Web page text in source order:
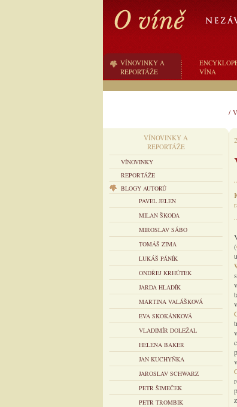
VÍNOVINKY A
REPORTÁŽE
VÍNA
/
VÍNOVINKY A
REPORTÁŽE
VÍNOVINKY
REPORTÁŽE
BLOGY AUTORŮ
PAVEL JELEN
MILAN ŠKODA
MIROSLAV SÁBO
TOMÁŠ ZIMA
LUKÁŠ PÁNÍK
ONDŘEJ KRHŮTEK
JARDA HLADÍK
MARTINA VALÁŠKOVÁ
EVA SKOKÁNKOVÁ
VLADIMÍR DOLEŽAL
HELENA BAKER
JAN KUCHYŇKA
JAROSLAV SCHWARZ
PETR ŠIMEČEK
PETR TROMBIK
(